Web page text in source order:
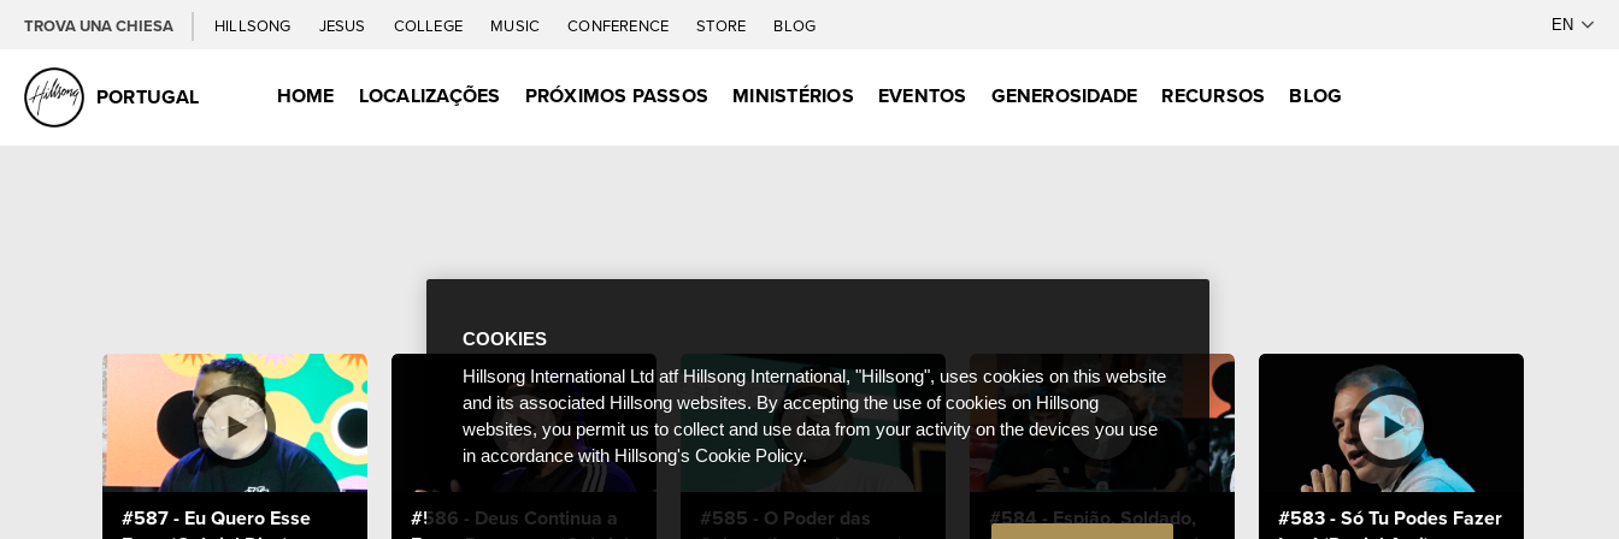
TROVA UNA CHIESA HILLSONG JESUS COLLEGE MUSIC CONFERENCE STORE BLOG
PORTUGAL HOME LOCALIZAÇÕES PRÓXIMOS PASSOS MINISTÉRIOS EVENTOS GENEROSIDADE RECURSOS BLOG
#587 - Eu Quero Esse
#586 - Deus Continua a
#585 - O Poder das
#584 - Espião, Soldado,
#583 - Só Tu Podes Fazer
COOKIES
Hillsong International Ltd atf Hillsong International, "Hillsong", uses cookies on this website
and its associated Hillsong websites. By accepting the use of cookies on Hillsong
websites, you permit us to collect and use data from your activity on the devices you use
in accordance with Hillsong's Cookie Policy.